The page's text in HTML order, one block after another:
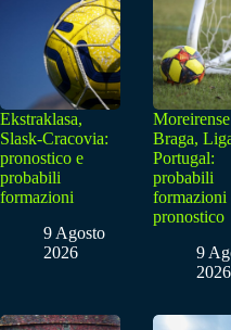
Ekstraklasa,
Slask-Cracovia:
pronostico e
probabili
formazioni
9 Agosto
2026
Moreirense
Braga,
Portugal:
probabili
formazioni
pronostico
9
2026